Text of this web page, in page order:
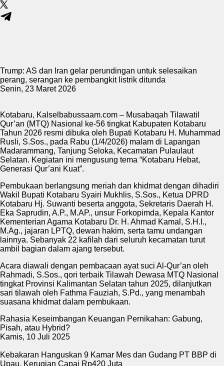
Trump: AS dan Iran gelar perundingan untuk selesaikan
perang, serangan ke pembangkit listrik ditunda
Senin, 23 Maret 2026
Kotabaru, Kalselbabussaam.com – Musabaqah Tilawatil
Qur’an (MTQ) Nasional ke-56 tingkat Kabupaten Kotabaru
Tahun 2026 resmi dibuka oleh Bupati Kotabaru H. Muhammad
Rusli, S.Sos., pada Rabu (1/4/2026) malam di Lapangan
Madarammang, Tanjung Seloka, Kecamatan Pulaulaut
Selatan. Kegiatan ini mengusung tema “Kotabaru Hebat,
Generasi Qur’ani Kuat”.
Pembukaan berlangsung meriah dan khidmat dengan dihadiri
Wakil Bupati Kotabaru Syairi Mukhlis, S.Sos., Ketua DPRD
Kotabaru Hj. Suwanti beserta anggota, Sekretaris Daerah H.
Eka Saprudin, A.P., M.AP., unsur Forkopimda, Kepala Kantor
Kementerian Agama Kotabaru Dr. H. Ahmad Kamal, S.H.I.,
M.Ag., jajaran LPTQ, dewan hakim, serta tamu undangan
lainnya. Sebanyak 22 kafilah dari seluruh kecamatan turut
ambil bagian dalam ajang tersebut.
Acara diawali dengan pembacaan ayat suci Al-Qur’an oleh
Rahmadi, S.Sos., qori terbaik Tilawah Dewasa MTQ Nasional
tingkat Provinsi Kalimantan Selatan tahun 2025, dilanjutkan
sari tilawah oleh Fathma Fauziah, S.Pd., yang menambah
suasana khidmat dalam pembukaan.
Rahasia Keseimbangan Keuangan Pernikahan: Gabung,
Pisah, atau Hybrid?
Kamis, 10 Juli 2025
Kebakaran Hanguskan 9 Kamar Mes dan Gudang PT BBP di
Upau, Kerugian Capai Rp420 Juta